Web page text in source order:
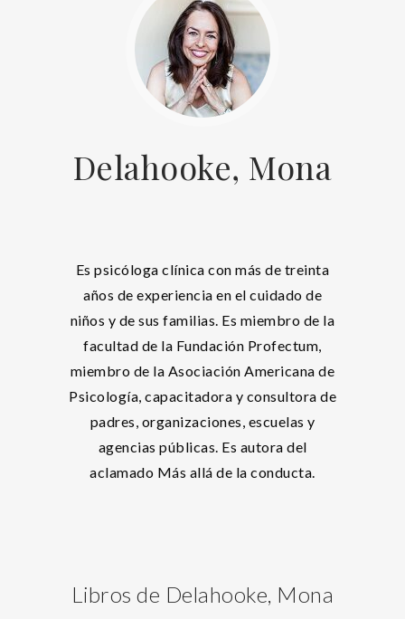
Delahooke, Mona
Es psicóloga clínica con más de treinta
años de experiencia en el cuidado de
niños y de sus familias. Es miembro de la
facultad de la Fundación Profectum,
miembro de la Asociación Americana de
Psicología, capacitadora y consultora de
padres, organizaciones, escuelas y
agencias públicas. Es autora del
aclamado Más allá de la conducta.
Libros de Delahooke, Mona